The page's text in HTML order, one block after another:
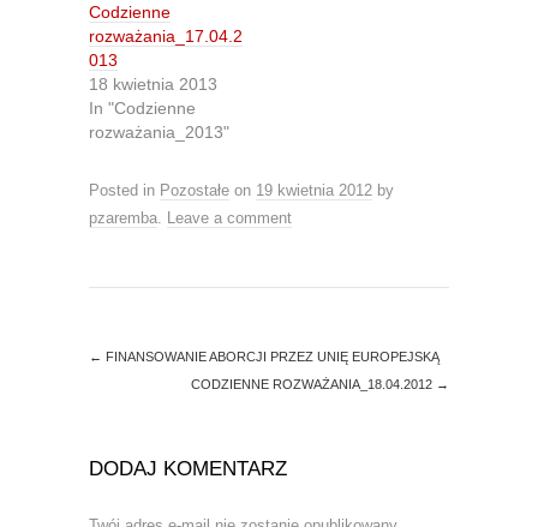
e
r
(
p
e
n
s
i
e
w
w
i
w
o
k
O
p
e
n
s
n
e
w
w
o
Codzienne
rozważania_17.04.2
013
18 kwietnia 2013
In "Codzienne
rozważania_2013"
Posted in Pozostałe on 19 kwietnia 2012 by
pzaremba Leave a comment
← FINANSOWANIE ABORCJI PRZEZ UNIĘ EUROPEJSKĄ
CODZIENNE ROZWAŻANIA_18.04.2012 →
DODAJ KOMENTARZ